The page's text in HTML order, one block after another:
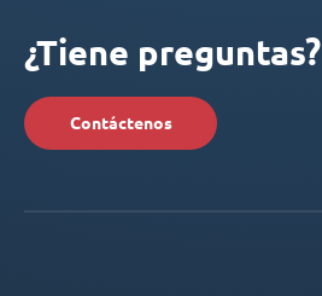
¿Tiene preguntas?
Contáctenos